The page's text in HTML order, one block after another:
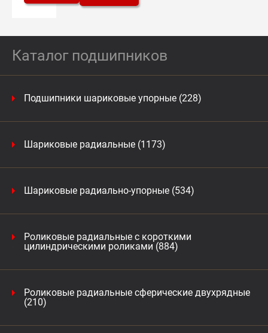
Каталог подшипников
Подшипники шариковые упорные (228)
Шариковые радиальные (1173)
Шариковые радиально-упорные (534)
Роликовые радиальные с короткими
цилиндрическими роликами (884)
Роликовые радиальные сферические двухрядные
(210)